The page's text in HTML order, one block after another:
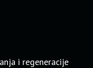
i regeneracije